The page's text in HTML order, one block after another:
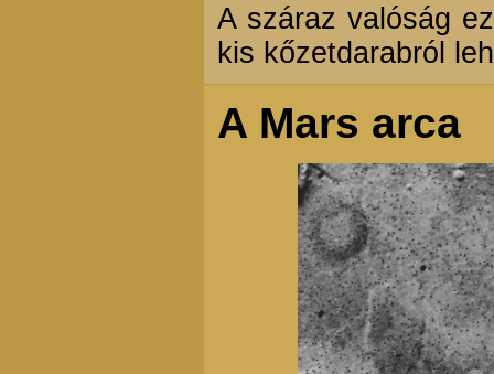
A száraz valóság
kis kőzetdarabról
A Mars arca